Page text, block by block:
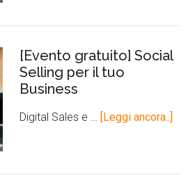
[Evento gratuito] Social
Selling per il tuo
Business
Digital Sales e … [Leggi ancora..]